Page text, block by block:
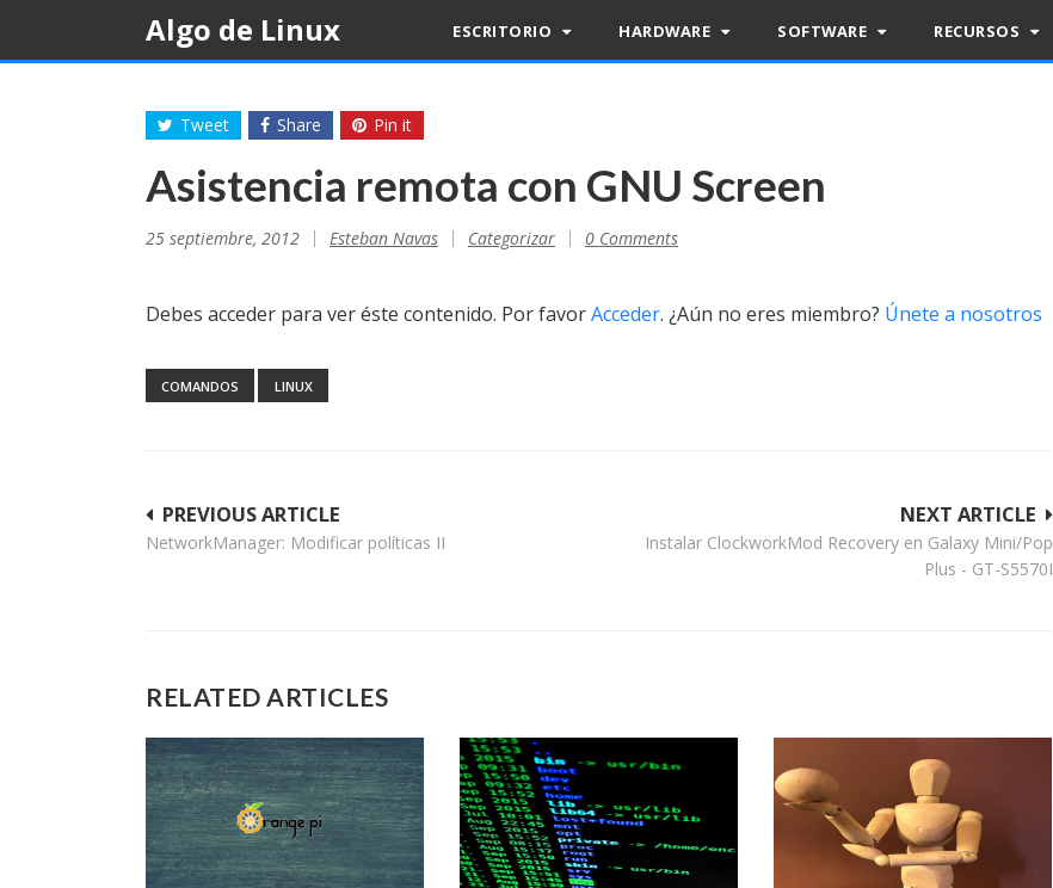
content
Algo de Linux ESCRITORIO HARDWARE SOFTWARE RECURSOS
Tweet Share Pin it
Asistencia remota con GNU Screen
25 septiembre, 2012 Esteban Navas Categorizar 0 Comments
Debes acceder para ver éste contenido. Por favorAcceder. ¿Aún no eres miembro? Únete a nosotros
COMANDOS LINUX
Navegación
de
NEXT ARTICLE
Instalar ClockworkMod Recovery en Galaxy Mini/Pop
Plus - GT-S5570I
PREVIOUS ARTICLE
NetworkManager: Modificar políticas II
RELATED ARTICLES